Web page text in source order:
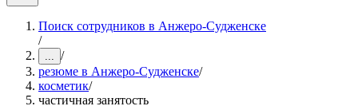
Поиск сотрудников в Анжеро-Судженске
/
... /
резюме в Анжеро-Судженске/
косметик/
частичная занятость